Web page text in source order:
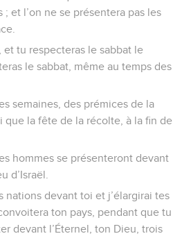
et l’on ne se présentera pas les
et tu respecteras le sabbat le
le sabbat, même au temps des
semaines, des prémices de la
que la fête de la récolte, à la fin de
hommes se présenteront devant
d’Israël.
nations devant toi et j’élargirai tes
ton pays, pendant que tu
devant l’Éternel, ton Dieu, trois